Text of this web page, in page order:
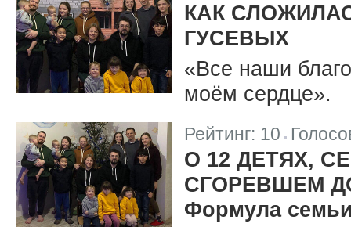
КАК
ГУСЕВЫХ
«Все наши
моём сердце».
Рейтинг: 10
О 12 ДЕТЯХ,
СГОРЕВШЕМ
Формула